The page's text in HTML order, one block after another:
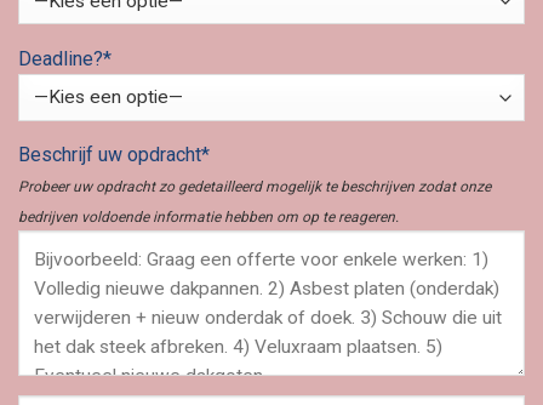
Deadline?*
Beschrijf uw opdracht*
Probeer uw opdracht zo gedetailleerd mogelijk te beschrijven zodat onze
bedrijven voldoende informatie hebben om op te reageren.